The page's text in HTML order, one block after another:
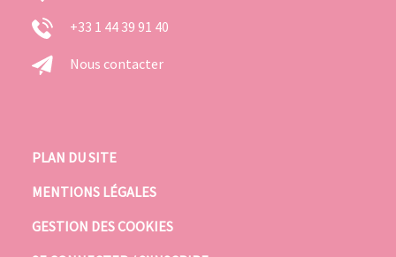
+33 1 44 39 91 40
Nous contacter
PLAN DU SITE
MENTIONS LÉGALES
GESTION DES COOKIES